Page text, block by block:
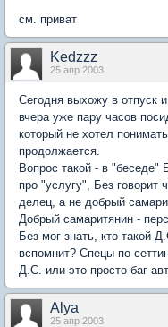
см. приват
Kedzzz
25 апр 2003
Сегодня выхожу в отпуск
вчера уже пару часов
который не хотел
продолжается.
Вопрос такой - в "беседе"
про "услугу", Без говорит
делец, а не добрый
Добрый самаритянин -
Без мог знать, кто такой
вспомнит? Спецы по
Д.С. или это просто баг
Alya
25 апр 2003